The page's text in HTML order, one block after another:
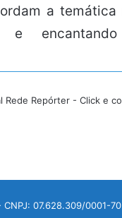
a temática
e
Rede Repórter - Click e
CNPJ: 07.628.309/0001-